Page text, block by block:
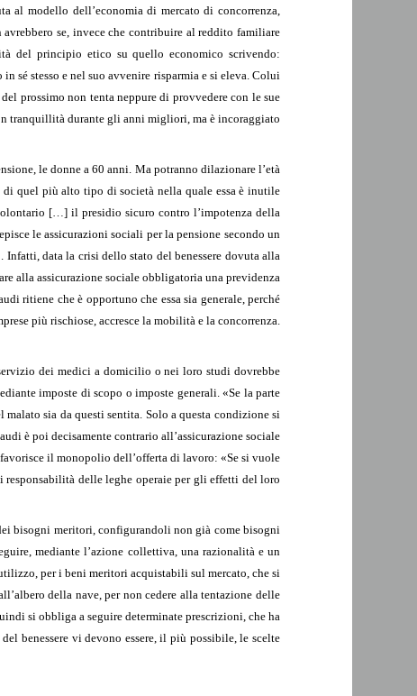
al modello dell’economia di mercato di concorrenza,
se, invece che contribuire al reddito familiare
del principio etico su quello economico scrivendo:
sé stesso e nel suo avvenire risparmia e si eleva. Colui
prossimo non tenta neppure di provvedere con le sue
tranquillità durante gli anni migliori, ma è incoraggiato
le donne a 60 anni. Ma potranno dilazionare l’età
di quel più alto tipo di società nella quale essa è inutile
[…] il presidio sicuro contro l’impotenza della
le assicurazioni sociali per la pensione secondo un
data la crisi dello stato del benessere dovuta alla
alla assicurazione sociale obbligatoria una previdenza
ritiene che è opportuno che essa sia generale, perché
più rischiose, accresce la mobilità e la concorrenza.
dei medici a domicilio o nei loro studi dovrebbe
imposte di scopo o imposte generali. «Se la parte
malato sia da questi sentita. Solo a questa condizione si
è poi decisamente contrario all’assicurazione sociale
il monopolio dell’offerta di lavoro: «Se si vuole
responsabilità delle leghe operaie per gli effetti del loro
bisogni meritori, configurandoli non già come bisogni
mediante l’azione collettiva, una razionalità e un
per i beni meritori acquistabili sul mercato, che si
della nave, per non cedere alla tentazione delle
si obbliga a seguire determinate prescrizioni, che ha
benessere vi devono essere, il più possibile, le scelte